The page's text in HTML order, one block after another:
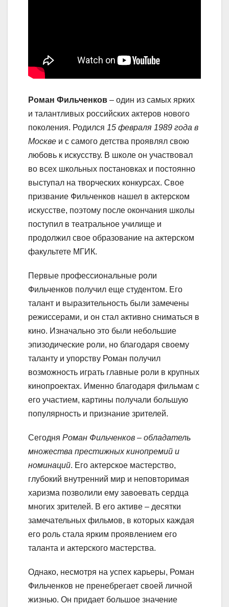
Роман Фильченков – один из самых ярких
и талантливых российских актеров нового
поколения. Родился 15 февраля 1989 года в
Москве и с самого детства проявлял свою
любовь к искусству. В школе он участвовал
во всех школьных постановках и постоянно
выступал на творческих конкурсах. Свое
призвание Фильченков нашел в актерском
искусстве, поэтому после окончания школы
поступил в театральное училище и
продолжил свое образование на актерском
факультете МГИК.
Первые профессиональные роли
Фильченков получил еще студентом. Его
талант и выразительность были замечены
режиссерами, и он стал активно сниматься в
кино. Изначально это были небольшие
эпизодические роли, но благодаря своему
таланту и упорству Роман получил
возможность играть главные роли в крупных
кинопроектах. Именно благодаря фильмам с
его участием, картины получали большую
популярность и признание зрителей.
Сегодня Роман Фильченков – обладатель
множества престижных кинопремий и
номинаций. Его актерское мастерство,
глубокий внутренний мир и неповторимая
харизма позволили ему завоевать сердца
многих зрителей. В его активе – десятки
замечательных фильмов, в которых каждая
его роль стала ярким проявлением его
таланта и актерского мастерства.
Однако, несмотря на успех карьеры, Роман
Фильченков не пренебрегает своей личной
жизнью. Он придает большое значение